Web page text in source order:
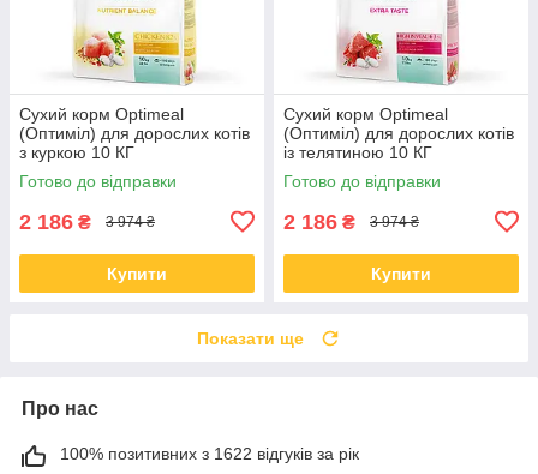
Сухий корм Optimeal
(Оптиміл) для дорослих котів
з куркою 10 КГ
Готово до відправки
2 186 ₴ 3 974 ₴
Купити
Сухий корм Optimeal
(Оптиміл) для дорослих котів
із телятиною 10 КГ
Готово до відправки
2 186 ₴ 3 974 ₴
Купити
Показати ще
Про нас
100% позитивних з 1622 відгуків за рік